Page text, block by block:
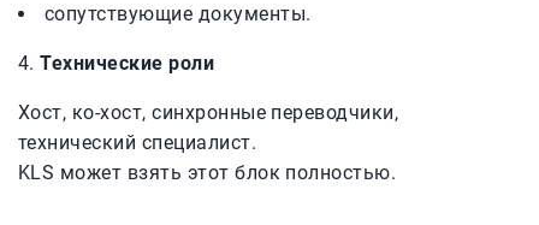
сопутствующие документы.
Технические роли
Хост, ко-хост, синхронные переводчики,
технический специалист.
KLS может взять этот блок полностью.